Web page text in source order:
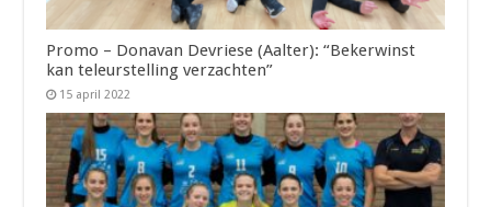
Promo – Donavan Devriese (Aalter): “Bekerwinst
kan teleurstelling verzachten”
15 april 2022